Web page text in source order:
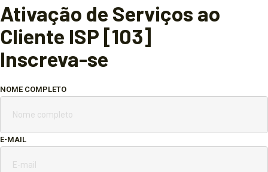
Ativação de Serviços ao
Cliente ISP [103]
Inscreva-se
NOME COMPLETO
E-MAIL